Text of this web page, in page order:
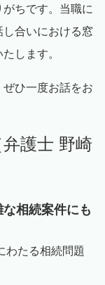
ちです。当職に
合いにおける窓
します。
ひ一度お話をお
弁護士 野崎
相続案件にも
わたる相続問題